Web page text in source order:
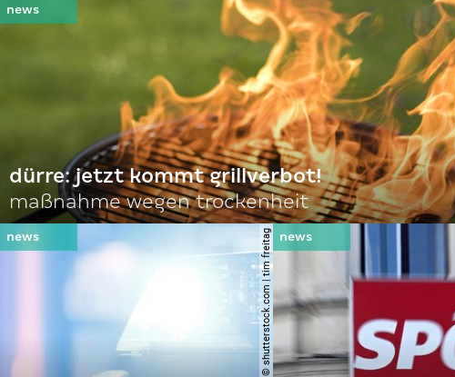
dürre: jetzt kommt grillverbot!
maßnahme wegen trockenheit
© shutterstock.com | tim freitag